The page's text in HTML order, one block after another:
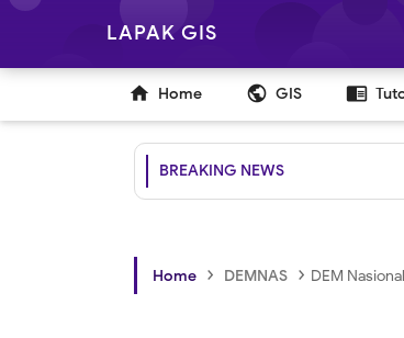
LAPAK GIS
 Home public GIS chrome_reader_mode
BREAKING NEWS
Home › DEMNAS › DEM